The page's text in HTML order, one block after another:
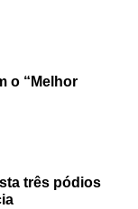
o “Melhor
três pódios